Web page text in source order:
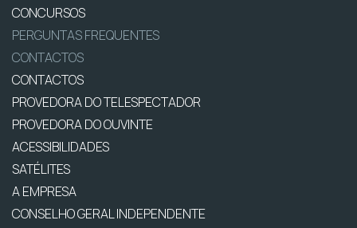
CONCURSOS
PERGUNTAS FREQUENTES
CONTACTOS
CONTACTOS
PROVEDORA DO TELESPECTADOR
PROVEDORA DO OUVINTE
ACESSIBILIDADES
SATÉLITES
A EMPRESA
CONSELHO GERAL INDEPENDENTE